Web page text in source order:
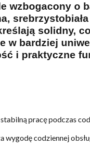
wzbogacony o
solidny,
w bardziej
i praktyczne
pracę podczas
wygodę codziennej